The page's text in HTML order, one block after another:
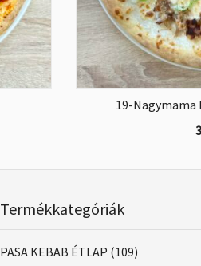
19-Nagymama
Termékkategóriák
PASA KEBAB ÉTLAP (109)